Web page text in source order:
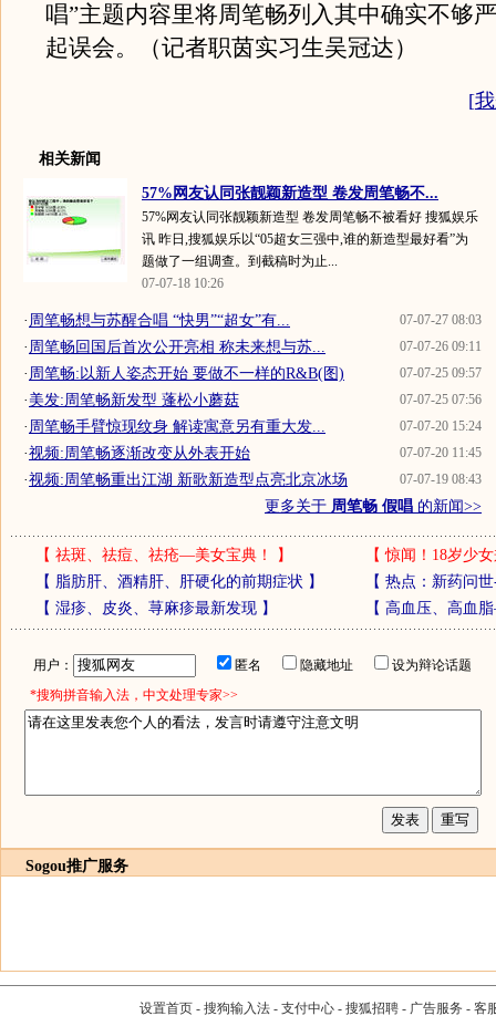
唱”主题内容里将周笔畅列入其中确实不够
起误会。（记者职茵实习生吴冠达）
[
相关新闻
57%网友认同张靓颖新造型 卷发周笔畅不...
57%网友认同张靓颖新造型 卷发周笔畅不被看好 搜狐娱乐
讯 昨日,搜狐娱乐以“05超女三强中,谁的新造型最好看”为
题做了一组调查。到截稿时为止...
07-07-18 10:26
07-07-27 08:03
· 周笔畅想与苏醒合唱 “快男”“超女”有...
07-07-26 09:11
· 周笔畅回国后首次公开亮相 称未来想与苏...
07-07-25 09:57
· 周笔畅:以新人姿态开始 要做不一样的R&B(图)
07-07-25 07:56
·美发:周笔畅新发型 蓬松小蘑菇
07-07-20 15:24
· 周笔畅手臂惊现纹身 解读寓意另有重大发...
07-07-20 11:45
·视频:周笔畅逐渐改变从外表开始
07-07-19 08:43
·视频:周笔畅重出江湖 新歌新造型点亮北京冰场
更多关于 周笔畅 假唱 的新闻>>
【 祛斑、祛痘、祛疮—美女宝典！ 】 【惊闻！18岁少
【 脂肪肝、酒精肝、肝硬化的前期症状 】 【 热点：新药问
【 湿疹、皮炎、荨麻疹最新发现】 【 高血压、高血
用户： 匿名 隐藏地址
设为辩论话题
*搜狗拼音输入法，中文处理专家>>
Sogou推广服务
设置首页- 搜狗输入法- 支付中心- 搜狐招聘- 广告服务 - 客